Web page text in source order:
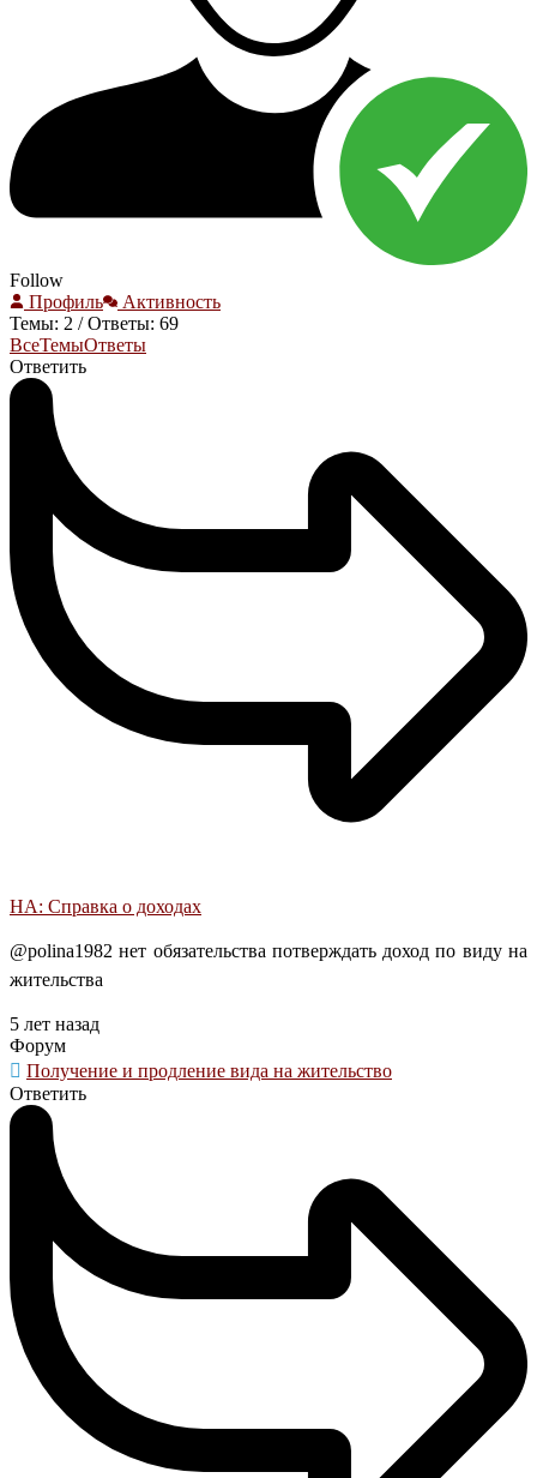
Follow
Профиль
Активность
Темы: 2 / Ответы: 69
ВсеТемыОтветы
Ответить
НА: Справка о доходах
@polina1982 нет обязательства потверждать доход по виду на
жительства
5 лет назад
Форум
Получение и продление вида на жительство
Ответить